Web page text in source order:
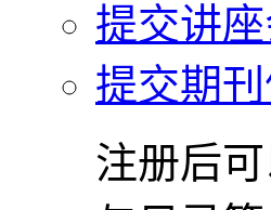
提交讲
提交期
注册后